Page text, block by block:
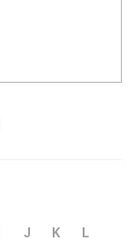
J K
L